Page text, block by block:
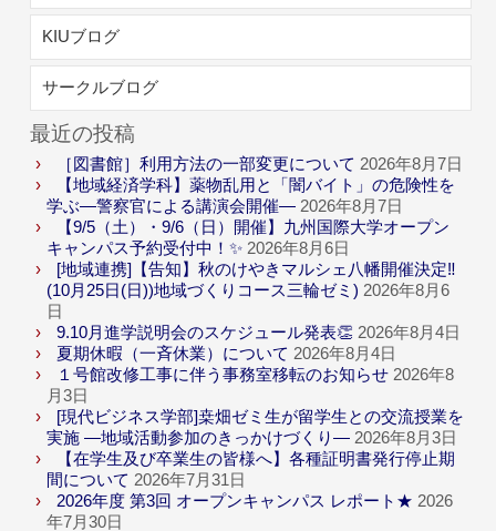
KIUブログ
サークルブログ
最近の投稿
［図書館］利用方法の一部変更について 2026年8月7日
【地域経済学科】薬物乱用と「闇バイト」の危険性を
学ぶ―警察官による講演会開催― 2026年8月7日
【9/5（土）・9/6（日）開催】九州国際大学オープン
キャンパス予約受付中！✨ 2026年8月6日
[地域連携]【告知】秋のけやきマルシェ八幡開催決定‼
(10月25日(日))地域づくりコース三輪ゼミ) 2026年8月6
日
9.10月進学説明会のスケジュール発表👏 2026年8月4日
夏期休暇（一斉休業）について 2026年8月4日
１号館改修工事に伴う事務室移転のお知らせ 2026年8
月3日
[現代ビジネス学部]桒畑ゼミ生が留学生との交流授業を
実施 ―地域活動参加のきっかけづくり― 2026年8月3日
【在学生及び卒業生の皆様へ】各種証明書発行停止期
間について 2026年7月31日
2026年度 第3回 オープンキャンパス レポート★ 2026
年7月30日